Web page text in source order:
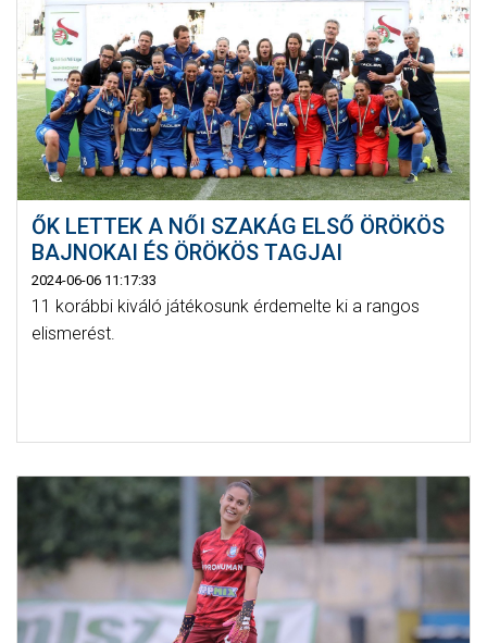
GALÉRIA
SZURKOLÓI ÉLMÉNYEK
SAJTÓ
ŐK LETTEK A NŐI SZAKÁG ELSŐ ÖRÖKÖS
BAJNOKAI ÉS ÖRÖKÖS TAGJAI
2024-06-06 11:17:33
11 korábbi kiváló játékosunk érdemelte ki a rangos
elismerést.